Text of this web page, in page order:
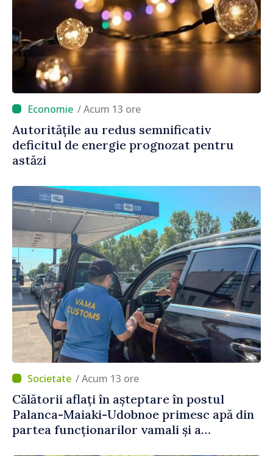
/ Acum 13 ore
Autoritățile au redus semnificativ
deficitul de energie prognozat pentru
astăzi
/ Acum 13 ore
Călătorii aflați în așteptare în postul
Palanca-Maiaki-Udobnoe primesc apă din
partea funcționarilor vamali și a